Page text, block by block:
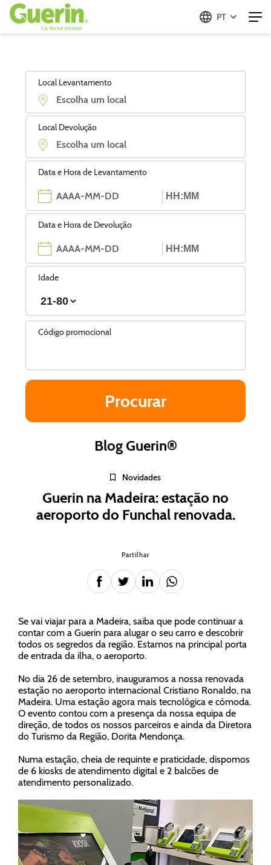
PT
Local Levantamento
Local Devolução
Data e Hora de Levantamento
Data e Hora de Devolução
Idade
Código promocional
Blog Guerin®
Novidades
Guerin na Madeira: estação no
aeroporto do Funchal renovada.
Partilhar
Se vai viajar para a Madeira, saiba que pode continuar a
contar com a Guerin para alugar o seu carro e descobrir
todos os segredos da região. Estamos na principal porta
de entrada da ilha, o aeroporto.
No dia 26 de setembro, inauguramos a nossa renovada
estação no aeroporto internacional Cristiano Ronaldo, na
Madeira. Uma estação agora mais tecnológica e cómoda.
O evento contou com a presença da nossa equipa de
direção, de todos os nossos parceiros e ainda da Diretora
do Turismo da Região, Dorita Mendonça.
Numa estação, cheia de requinte e praticidade, dispomos
de 6 kiosks de atendimento digital e 2 balcões de
atendimento personalizado.